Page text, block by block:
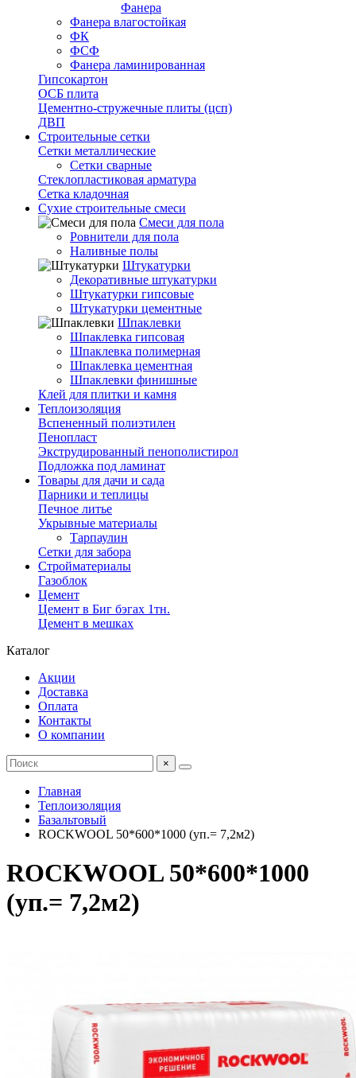
Фанера
Фанера влагостойкая
ФК
ФСФ
Фанера ламинированная
Гипсокартон
ОСБ плита
Цементно-стружечные плиты (цсп)
ДВП
Строительные сетки
Сетки металлические
Сетки сварные
Стеклопластиковая арматура
Сетка кладочная
Сухие строительные смеси
Смеси для пола
Ровнители для пола
Наливные полы
Штукатурки
Декоративные штукатурки
Штукатурки гипсовые
Штукатурки цементные
Шпаклевки
Шпаклевка гипсовая
Шпаклевка полимерная
Шпаклевка цементная
Шпаклевки финишные
Клей для плитки и камня
Теплоизоляция
Вспененный полиэтилен
Пенопласт
Экструдированный пенополистирол
Подложка под ламинат
Товары для дачи и сада
Парники и теплицы
Печное литье
Укрывные материалы
Тарпаулин
Сетки для забора
Стройматериалы
Газоблок
Цемент
Цемент в Биг бэгах 1тн.
Цемент в мешках
Каталог
Акции
Доставка
Оплата
Контакты
О компании
×
Главная
Теплоизоляция
Базальтовый
ROCKWOOL 50*600*1000 (уп.= 7,2м2)
ROCKWOOL 50*600*1000
(уп.= 7,2м2)